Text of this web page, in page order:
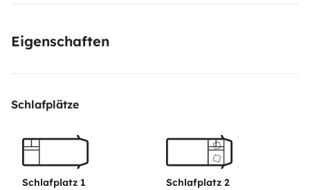
Schlafmöglichkeiten.Sparen Sie bei Unterkunft und
Eigenschaften
Schlafplätze
Schlafplatz 1
Schlafplatz 2